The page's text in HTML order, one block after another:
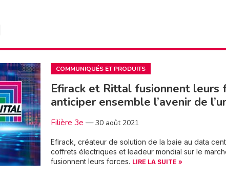
COMMUNIQUÉS ET PRODUITS
Efirack et Rittal fusionnent leurs
anticiper ensemble l’avenir de
Filière 3e —30 août 2021
Efirack, créateur de solution de la baie au data
coffrets électriques et leadeur mondial sur le
fusionnent leurs forces. LIRE LA SUITE »